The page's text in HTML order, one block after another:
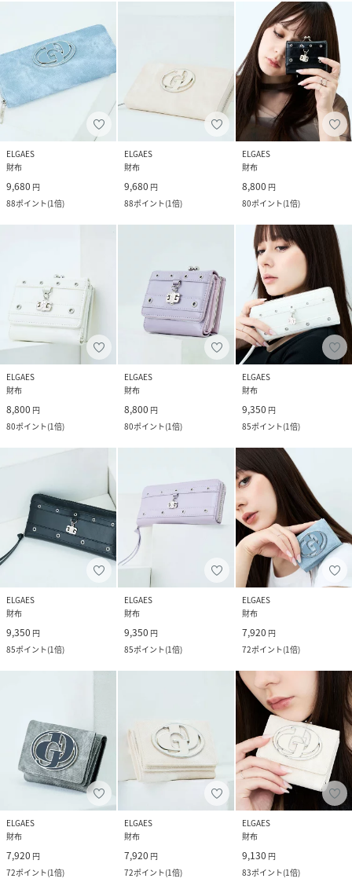
ELGAES
財布
9,680 円
88ポイント(1倍)
ELGAES
財布
9,680 円
88ポイント(1倍)
ELGAES
財布
8,800 円
80ポイント(1倍)
ELGAES
財布
8,800 円
80ポイント(1倍)
ELGAES
財布
8,800 円
80ポイント(1倍)
ELGAES
財布
9,350 円
85ポイント(1倍)
ELGAES
財布
9,350 円
85ポイント(1倍)
ELGAES
財布
9,350 円
85ポイント(1倍)
ELGAES
財布
7,920 円
72ポイント(1倍)
ELGAES
財布
7,920 円
72ポイント(1倍)
ELGAES
財布
7,920 円
72ポイント(1倍)
ELGAES
財布
9,130 円
83ポイント(1倍)